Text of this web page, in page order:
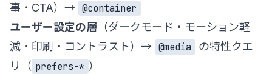
事・CTA）→ @container
ユーザー設定の層 （ダークモード・モーション軽
減・印刷・コントラスト）→ @media
の特性クエ
リ（ prefers-* ）